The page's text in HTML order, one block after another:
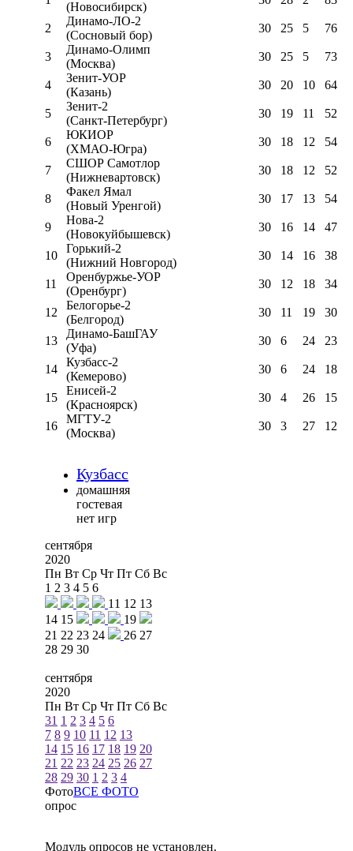
(Новосибирск)
2
Динамо-ЛО-2
(Сосновый бор)
30 25 5 76
3
Динамо-Олимп
(Москва)
30 25 5 73
4
Зенит-УОР
(Казань)
30 20 10 64
5
Зенит-2
(Санкт-Петербург)
30 19 11 52
6
ЮКИОР
(ХМАО-Югра)
30 18 12 54
7
СШОР Самотлор
(Нижневартовск)
30 18 12 52
8
Факел Ямал
(Новый Уренгой)
30 17 13 54
9
Нова-2
(Новокуйбышевск)
30 16 14 47
10
Горький-2
(Нижний Новгород)
30 14 16 38
11
Оренбуржье-УОР
(Оренбург)
30 12 18 34
12
Белогорье-2
(Белгород)
30 11 19 30
13
Динамо-БашГАУ
(Уфа)
30 6 24 23
14
Кузбасс-2
(Кемерово)
30 6 24 18
15
Енисей-2
(Красноярск)
30 4 26 15
16
МГТУ-2
(Москва)
30 3 27 12
Кузбасс
домашняя
гостевая
нет игр
сентября
2020
Пн Вт Ср Чт Пт Сб Вс
1 2 3 4 5 6
11 12 13
14 15
19
21 22 23 24 26 27
28 29 30
сентября
2020
Пн Вт Ср Чт Пт Сб Вс
31 1 2 3 4 5 6
7 8 9 10 11 12 13
14 15 16 17 18 19 20
21 22 23 24 25 26 27
28 29 30 1 2 3 4
ФотоВСЕ ФОТО
опрос
Модуль опросов не установлен.